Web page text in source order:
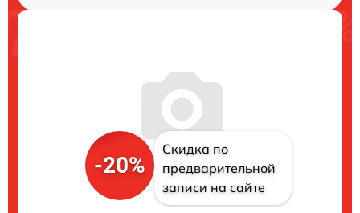
-20%
Скидка по
предварительной
записи на сайте